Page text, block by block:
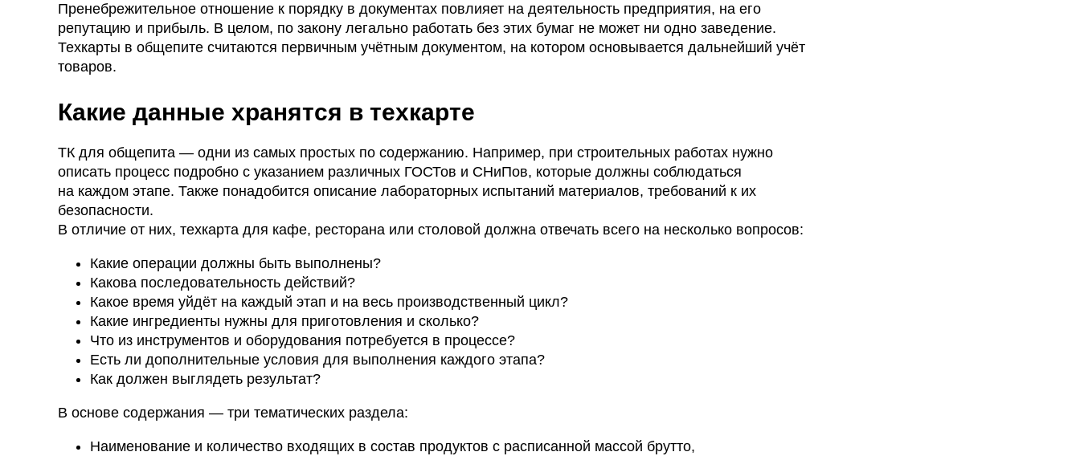
Пренебрежительное отношение к порядку в документах повлияет на деятельность предприятия, на его
репутацию и прибыль. В целом, по закону легально работать без этих бумаг не может ни одно заведение.
Техкарты в общепите считаются первичным учётным документом, на котором основывается дальнейший учёт
товаров.
Какие данные хранятся в техкарте
ТК для общепита — одни из самых простых по содержанию. Например, при строительных работах нужно
описать процесс подробно с указанием различных ГОСТов и СНиПов, которые должны соблюдаться
на каждом этапе. Также понадобится описание лабораторных испытаний материалов, требований к их
безопасности.
В отличие от них, техкарта для кафе, ресторана или столовой должна отвечать всего на несколько вопросов:
Какие операции должны быть выполнены?
Какова последовательность действий?
Какое время уйдёт на каждый этап и на весь производственный цикл?
Какие ингредиенты нужны для приготовления и сколько?
Что из инструментов и оборудования потребуется в процессе?
Есть ли дополнительные условия для выполнения каждого этапа?
Как должен выглядеть результат?
В основе содержания — три тематических раздела:
Наименование и количество входящих в состав продуктов с расписанной массой брутто,